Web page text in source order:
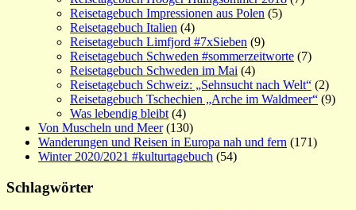
Reisetagebuch Impressionen aus Polen (5)
Reisetagebuch Italien (4)
Reisetagebuch Limfjord #7xSieben (9)
Reisetagebuch Schweden #sommerzeitworte (7)
Reisetagebuch Schweden im Mai (4)
Reisetagebuch Schweiz: „Sehnsucht nach Welt“ (2)
Reisetagebuch Tschechien „Arche im Waldmeer“ (9)
Was lebendig bleibt (4)
Von Muscheln und Meer(130)
Wanderungen und Reisen in Europa nah und fern (171)
Winter 2020/2021 #kulturtagebuch (54)
Schlagwörter